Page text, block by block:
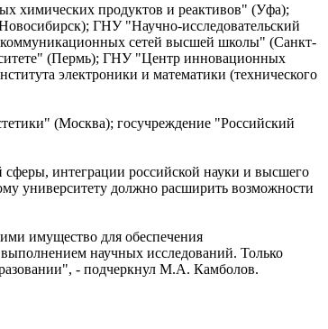
химических продуктов и реактивов" (Уфа);
ГНУ "Научно-исследовательский
сетей высшей школы" (Санкт-
(Пермь); ГНУ "Центр инновационных
электроники и математики (технического
(Москва); госучреждение "Российский
интеграции российской науки и высшего
университету должно расширить возможности
имущество для обеспечения
научных исследований. Только
- подчеркнул М.А. Камболов.